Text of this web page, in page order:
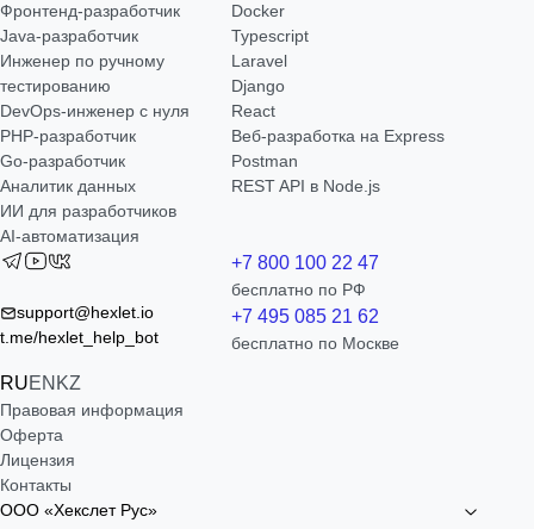
Фронтенд-разработчик
Java-разработчик
Инженер по ручному
тестированию
DevOps-инженер с нуля
РНР-разработчик
Go-разработчик
Аналитик данных
ИИ для разработчиков
AI-автоматизация
Docker
Typescript
Laravel
Django
React
Веб-разработка на Express
Postman
REST API в Node.js
support@hexlet.io
t.me/hexlet_help_bot
RUEN KZ
+7 800 100 22 47
бесплатно по РФ
+7 495 085 21 62
бесплатно по Москве
Правовая информация
Оферта
Лицензия
Контакты
ООО «Хекслет Рус»